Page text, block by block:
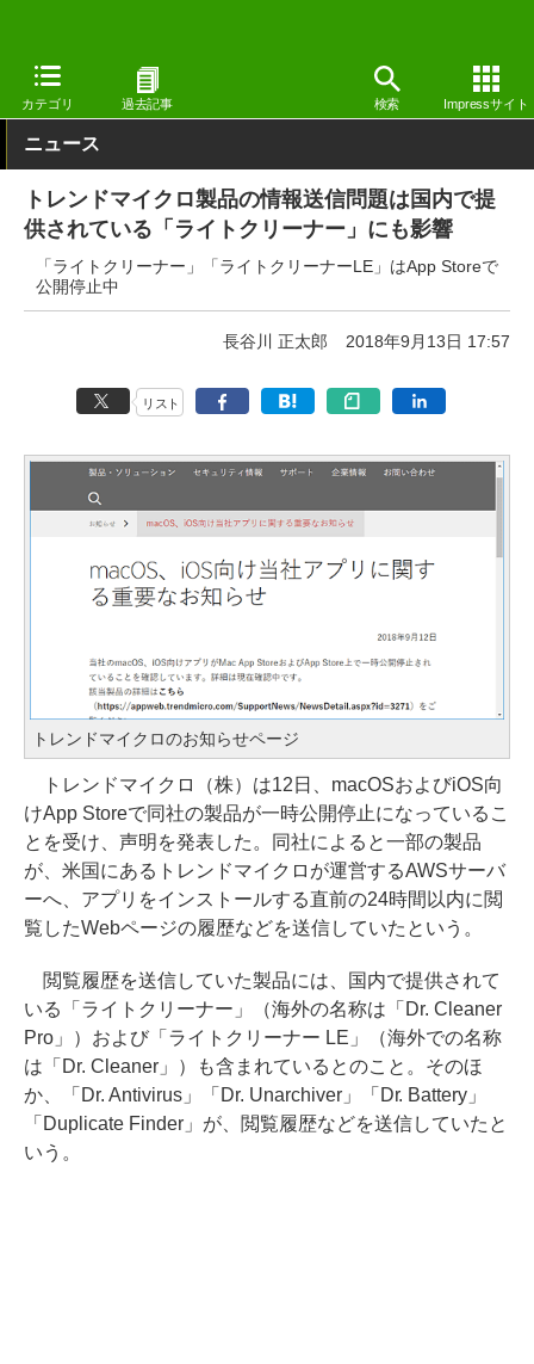
カテゴリ 過去記事 検索 Impressサイト
窓の杜 セキュリティ
ニュース
トレンドマイクロ製品の情報送信問題は国内で提
供されている「ライトクリーナー」にも影響
「ライトクリーナー」「ライトクリーナーLE」はApp Storeで
公開停止中
長谷川 正太郎 2018年9月13日 17:57
リスト
トレンドマイクロのお知らせページ
トレンドマイクロ（株）は12日、macOSおよびiOS向
けApp Storeで同社の製品が一時公開停止になっているこ
とを受け、声明を発表した。同社によると一部の製品
が、米国にあるトレンドマイクロが運営するAWSサーバ
ーへ、アプリをインストールする直前の24時間以内に閲
覧したWebページの履歴などを送信していたという。
閲覧履歴を送信していた製品には、国内で提供されて
いる「ライトクリーナー」（海外の名称は「Dr. Cleaner
Pro」）および「ライトクリーナー LE」（海外での名称
は「Dr. Cleaner」）も含まれているとのこと。そのほ
か、「Dr. Antivirus」「Dr. Unarchiver」「Dr. Battery」
「Duplicate Finder」が、閲覧履歴などを送信していたと
いう。